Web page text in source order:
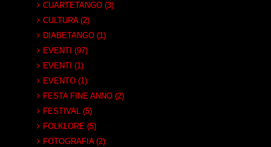
CUARTETANGO (3)
CULTURA (2)
DIABETANGO (1)
EVENTI (97)
EVENTI (1)
EVENTO (1)
FESTA FINE ANNO (2)
FESTIVAL (5)
FOLKLORE (5)
FOTOGRAFIA (2)